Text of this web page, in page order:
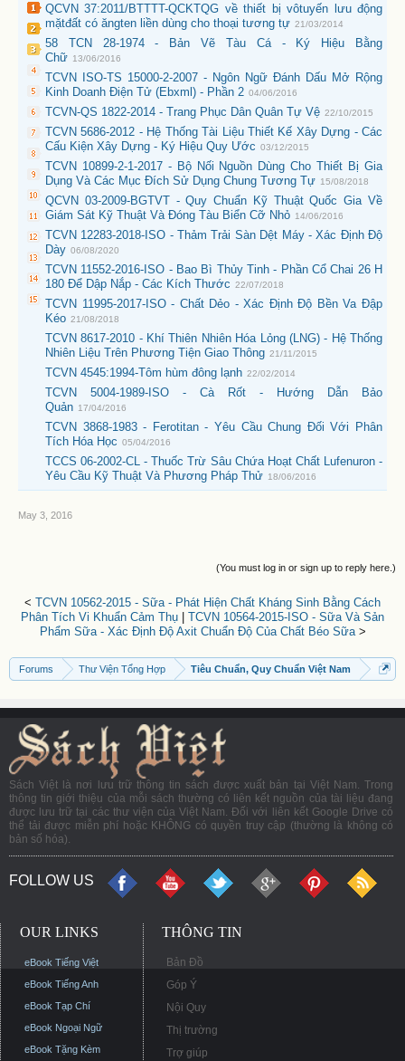
QCVN 37:2011/BTTTT-QCKTQG về thiết bị vôtuyến lưu động
mặtđất có ăngten liền dùng cho thoại tương tự 21/03/2014
58 TCN 28-1974 - Bản Vẽ Tàu Cá - Ký Hiệu Bằng
Chữ 13/06/2016
TCVN ISO-TS 15000-2-2007 - Ngôn Ngữ Đánh Dấu Mở Rộng
Kinh Doanh Điện Tử (Ebxml) - Phần 2 04/06/2016
TCVN-QS 1822-2014 - Trang Phục Dân Quân Tự Vệ 22/10/2015
TCVN 5686-2012 - Hệ Thống Tài Liệu Thiết Kế Xây Dựng - Các
Cấu Kiện Xây Dựng - Ký Hiệu Quy Ước 03/12/2015
TCVN 10899-2-1-2017 - Bộ Nối Nguồn Dùng Cho Thiết Bị Gia
Dụng Và Các Mục Đích Sử Dụng Chung Tương Tự 15/08/2018
QCVN 03-2009-BGTVT - Quy Chuẩn Kỹ Thuật Quốc Gia Về
Giám Sát Kỹ Thuật Và Đóng Tàu Biển Cỡ Nhỏ 14/06/2016
TCVN 12283-2018-ISO - Thảm Trải Sàn Dệt Máy - Xác Định Độ
Dày 06/08/2020
TCVN 11552-2016-ISO - Bao Bì Thủy Tinh - Phần Cổ Chai 26 H
180 Để Dập Nắp - Các Kích Thước 22/07/2018
TCVN 11995-2017-ISO - Chất Dẻo - Xác Định Độ Bền Va Đập
Kéo 21/08/2018
TCVN 8617-2010 - Khí Thiên Nhiên Hóa Lỏng (LNG) - Hệ Thống
Nhiên Liệu Trên Phương Tiện Giao Thông 21/11/2015
TCVN 4545:1994-Tôm hùm đông lạnh 22/02/2014
TCVN 5004-1989-ISO - Cà Rốt - Hướng Dẫn Bảo
Quản 17/04/2016
TCVN 3868-1983 - Ferotitan - Yêu Cầu Chung Đối Với Phân
Tích Hóa Học 05/04/2016
TCCS 06-2002-CL - Thuốc Trừ Sâu Chứa Hoạt Chất Lufenuron -
Yêu Cầu Kỹ Thuật Và Phương Pháp Thử 18/06/2016
May 3, 2016
(You must log in or sign up to reply here.)
< TCVN 10562-2015 - Sữa - Phát Hiện Chất Kháng Sinh Bằng Cách
Phân Tích Vi Khuẩn Cảm Thụ | TCVN 10564-2015-ISO - Sữa Và Sản
Phẩm Sữa - Xác Định Độ Axit Chuẩn Độ Của Chất Béo Sữa>
Forums Thư Viện Tổng Hợp Tiêu Chuẩn, Quy Chuẩn Việt Nam
Sách Việt là nơi lưu trữ thông tin sách được xuất bản tại Việt Nam. Trong
thông tin giới thiệu của mỗi sách thường có liên kết nguồn của tài liệu đang
được lưu trữ tại các thư viện của Việt Nam. Đối với liên kết Google Drive có
thể tải được miễn phí hoặc KHÔNG có quyền truy cập (thường là không có
bản số hóa).
FOLLOW US
OUR LINKS
eBook Tiếng Việt
eBook Tiếng Anh
eBook Tạp Chí
eBook Ngoại Ngữ
eBook Tặng Kèm
THÔNG TIN
Bản Đồ
Góp Ý
Nội Quy
Thị trường
Trợ giúp